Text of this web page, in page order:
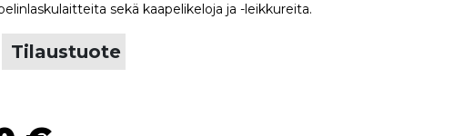
sekä kaapelikeloja ja -leikkureita.
Tilaustuote